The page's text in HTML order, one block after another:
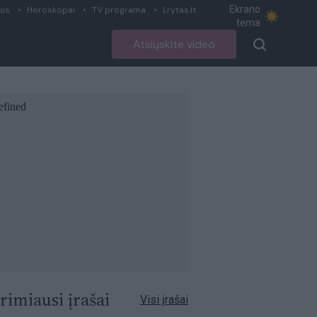
Horoskopai TV programa Lrytas.lt
Ekrano
tema
Atsiųskite video
įrašai Visi įrašai